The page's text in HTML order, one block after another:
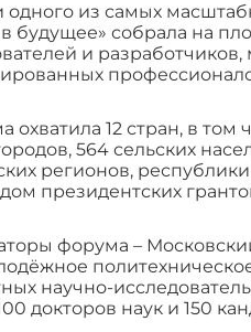
одного из самых
будущее» собрала на
и
охватила 12 стран, в
564 сельских
регионов,
президентских
форума –
научно-
докторов наук и 150